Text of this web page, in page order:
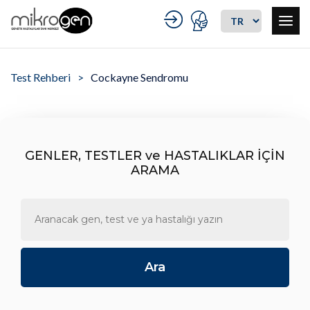
Test Rehberi Cockayne Sendromu
GENLER, TESTLER ve HASTALIKLAR İÇİN
ARAMA